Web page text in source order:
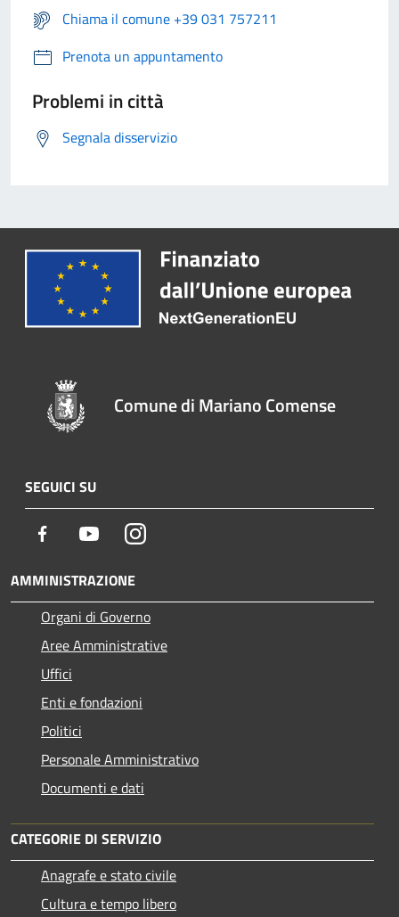
Chiama il comune +39 031 757211
Prenota un appuntamento
Problemi in città
Segnala disservizio
Comune di Mariano Comense
SEGUICI SU
Facebook YoutubeInstagram
AMMINISTRAZIONE
Organi di Governo
Aree Amministrative
Uffici
Enti e fondazioni
Politici
Personale Amministrativo
Documenti e dati
CATEGORIE DI SERVIZIO
Anagrafe e stato civile
Cultura e tempo libero